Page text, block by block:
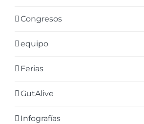
Congresos
equipo
Ferias
GutAlive
Infografías